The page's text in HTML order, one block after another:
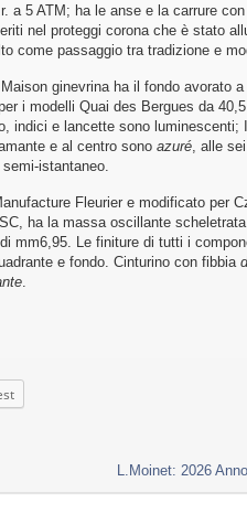
a 5 ATM; ha le anse e la carrure
nel proteggi corona che è stato
come passaggio tra tradizione e
ginevrina ha il fondo avorato
i modelli Quai des Bergues da
indici e lancette sono luminescenti;
e al centro sono azuré , alle
istantaneo.
Fleurier e modificato per
ha la massa oscillante
mm6,95. Le finiture di tutti i
e fondo. Cinturino con fibbia
L.Moinet: 2026